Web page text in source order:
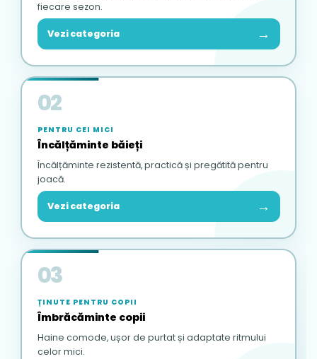
fiecare sezon.
Vezi categoria →
02
PENTRU CEI MICI
Încălțăminte băieți
Încălțăminte rezistentă, practică și pregătită pentru
joacă.
Vezi categoria →
03
ȚINUTE PENTRU COPII
Îmbrăcăminte copii
Haine comode, ușor de purtat și adaptate ritmului
celor mici.